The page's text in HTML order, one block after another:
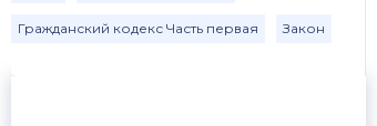
Гражданский кодекс Часть первая Закон